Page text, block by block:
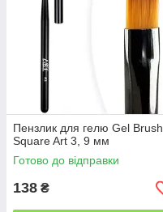
Пензлик для гелю Gel Brush
Square Art 3, 9 мм
Готово до відправки
138 ₴